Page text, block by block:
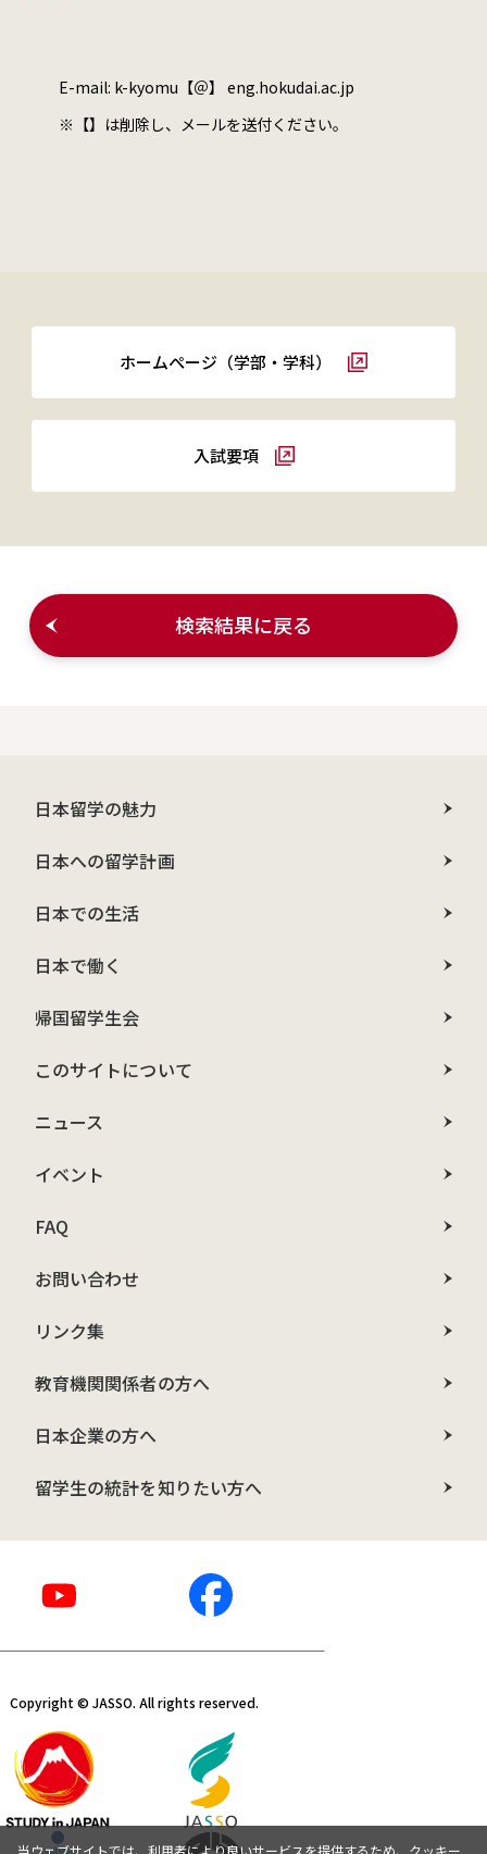
E-mail: k-kyomu【＠】 eng.hokudai.ac.jp
※【】は削除し、メールを送付ください。
ホームぺージ（学部・学科）
入試要項
検索結果に戻る
日本留学の魅力
日本への留学計画
日本での生活
日本で働く
帰国留学生会
このサイトについて
ニュース
イベント
FAQ
お問い合わせ
リンク集
教育機関関係者の方へ
日本企業の方へ
留学生の統計を知りたい方へ
Copyright © JASSO. All rights reserved.
当ウェブサイトでは、利用者により良いサービスを提供するため、クッキー